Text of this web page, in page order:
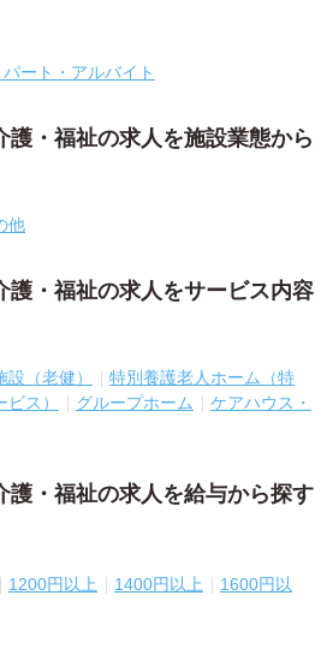
ート・アルバイト
護・福祉の求人を施設業態から
他
護・福祉の求人をサービス内容
（老健）
特別養護老人ホーム（特
ス） グループホーム
ケアハウス・
護・福祉の求人を給与から探す
1200円以上 1400円以上
1600円以